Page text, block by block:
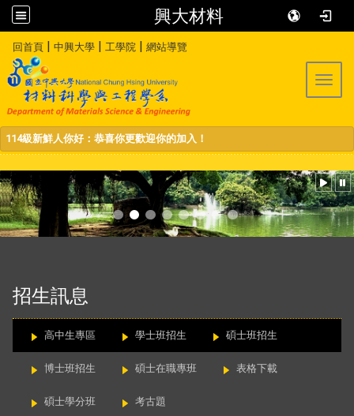
興大材料
回首頁 | 中興大學 | 工學院 | 網站導覽
114級新鮮人你好：恭喜你更歡迎你的加入！
招生訊息
高中生專區 學士班招生 碩士班招生
博士班招生 碩士在職專班 表格下載
碩士學分班 考古題